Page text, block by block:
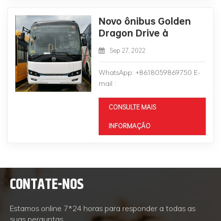
Novo ônibus Golden
Dragon Drive à
esquerda
Sep 27, 2022
WhatsApp: +8618059869750 E-
mail :
CONSULTE MAIS
INFORMAÇÃO
CONTATE-NOS
Estamos online 7*24 horas para responder a todas as